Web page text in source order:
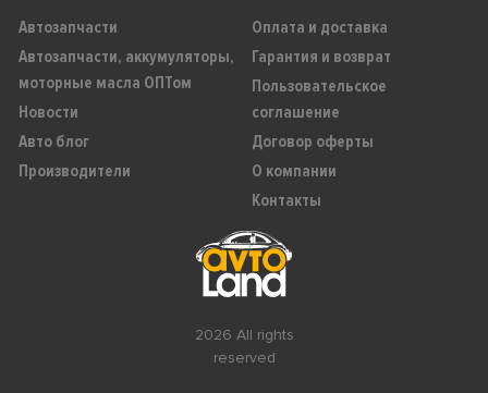
2026 All rights
reserved
Автозапчасти
Автозапчасти, аккумуляторы,
моторные масла ОПТом
Новости
Авто блог
Производители
Оплата и доставка
Гарантия и возврат
Пользовательское
соглашение
Договор оферты
О компании
Контакты